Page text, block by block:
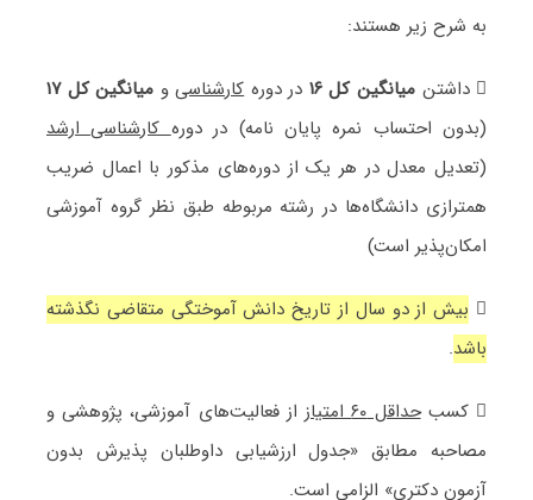
به شرح زیر هستند:
 داشتن میانگین کل ۱۶ در دورهکارشناسیو میانگین کل ۱۷
(بدون احتساب نمره پایان نامه) در دورهکارشناسی ارشد
(تعدیل معدل در هر یک از دوره‌های مذکور با اعمال ضریب
همترازی دانشگاه‌ها در رشته مربوطه طبق نظر گروه آموزشی
امکان‌پذیر است)
 بیش از دو سال از تاریخ دانش آموختگی متقاضی نگذشته
باشد.
 کسب حداقل ۶۰ امتیاز
از فعالیت‌های آموزشی، پژوهشی و
مصاحبه مطابق «جدول ارزشیابی داوطلبان پذیرش بدون
آزمون دکتری» الزامی است.